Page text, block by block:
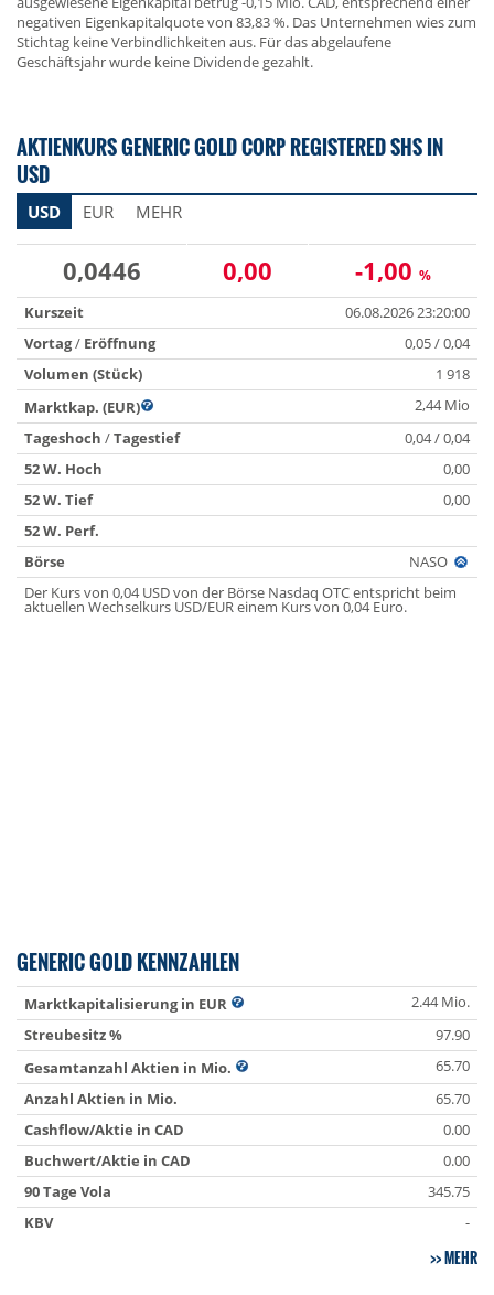
negativen Eigenkapitalquote von 83,83 %. Das Unternehmen wies zum
Stichtag keine Verbindlichkeiten aus. Für das abgelaufene
Geschäftsjahr wurde keine Dividende gezahlt.
AKTIENKURS GENERIC GOLD CORP REGISTERED SHS IN
USD
USD EUR MEHR
0,0446 0,00 -1,00 %
Kurszeit
06.08.2026 23:20:00
Vortag/ Eröffnung
0,05 / 0,04
Volumen (Stück)
1 918
Marktkap. (EUR)
2,44 Mio
Tageshoch /Tagestief
0,04 / 0,04
52 W. Hoch
0,00
52 W. Tief
0,00
52 W. Perf.
Börse
NASO
Der Kurs von 0,04 USD von der Börse Nasdaq OTC entspricht beim
aktuellen Wechselkurs USD/EUR einem Kurs von 0,04 Euro.
GENERIC GOLD KENNZAHLEN
Marktkapitalisierung in EUR
2.44 Mio.
Streubesitz %
97.90
Gesamtanzahl Aktien in Mio.
65.70
Anzahl Aktien in Mio.
65.70
Cashflow/Aktie in CAD
0.00
Buchwert/Aktie in CAD
0.00
90 Tage Vola
345.75
KBV
-
MEHR